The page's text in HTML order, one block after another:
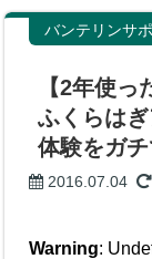
バンテリンサ
【2年使
ふくらは
体験をガ
2016.07.04
Warning: